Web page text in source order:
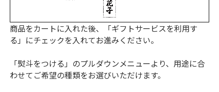
商品をカートに入れた後、「ギフトサービスを利用す
る」にチェックを入れてお進みください。
「熨斗をつける」のプルダウンメニューより、用途に合
わせてご希望の種類をお選びいただけます。